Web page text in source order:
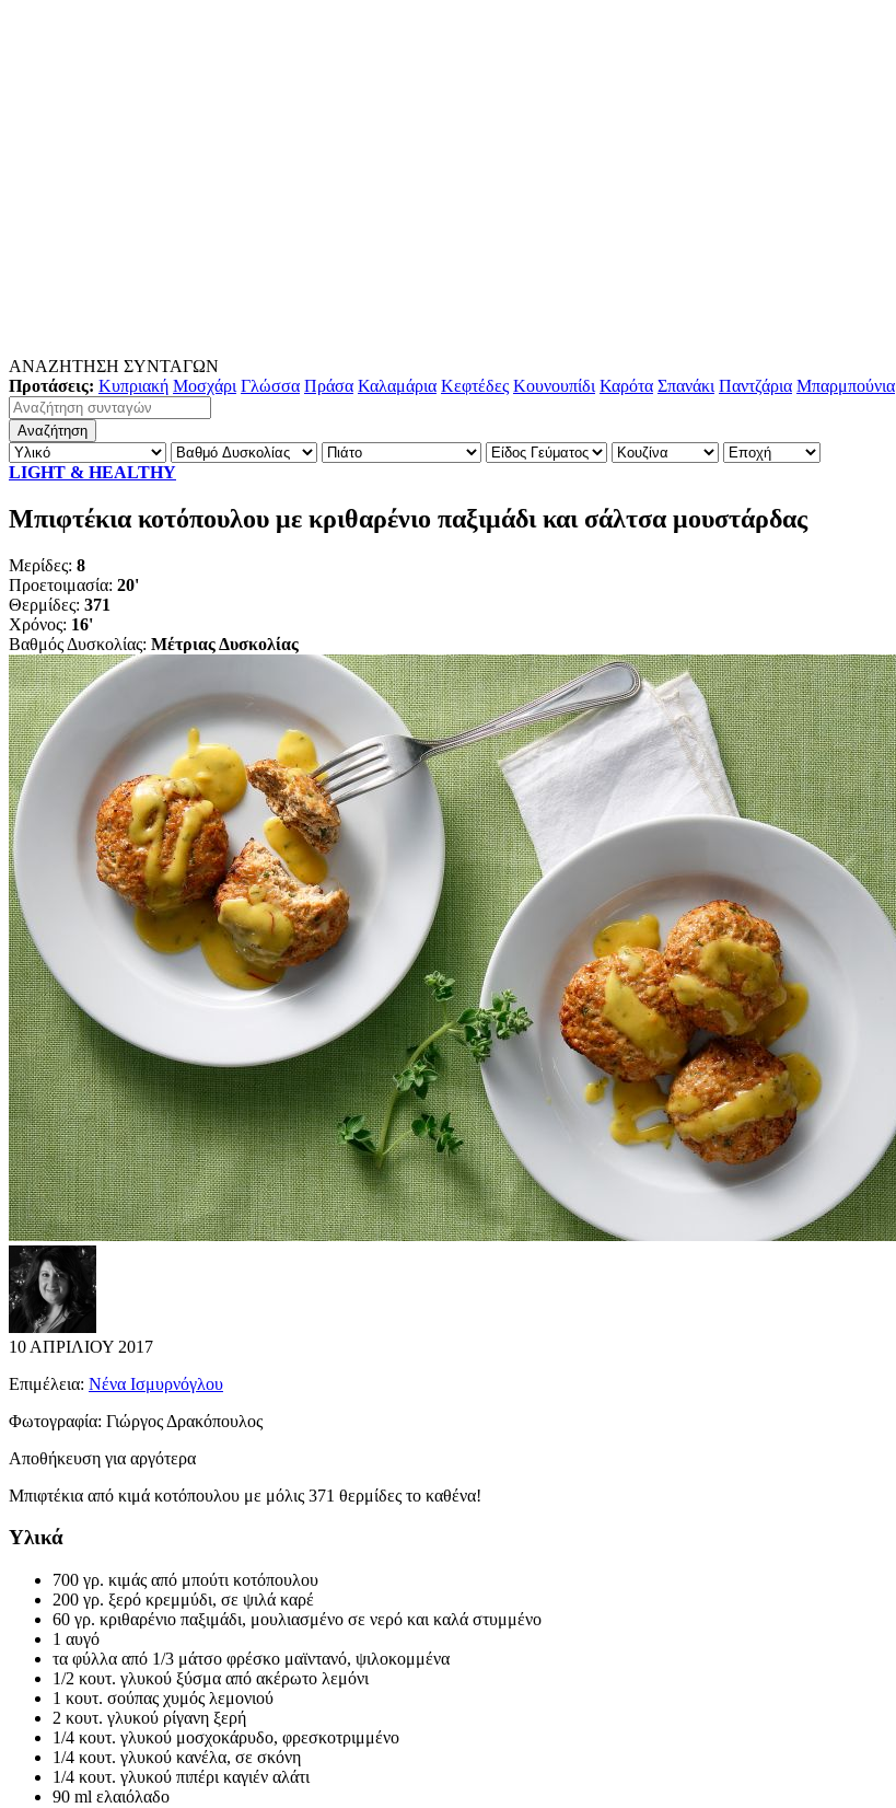
ΑΝΑΖΗΤΗΣΗ ΣΥΝΤΑΓΩΝ
Προτάσεις: Κυπριακή Μοσχάρι Γλώσσα Πράσα Καλαμάρια Κεφτέδες Κουνουπίδι Καρότα Σπανάκι Παντζάρια Μπαρμπούνια
LIGHT & HEALTHY
Μπιφτέκια κοτόπουλου με κριθαρένιο παξιμάδι και σάλτσα μουστάρδας
Μερίδες: 8
Προετοιμασία: 20'
Θερμίδες: 371
Χρόνος: 16'
Βαθμός Δυσκολίας: Μέτριας Δυσκολίας
10 ΑΠΡΙΛΙΟΥ 2017
Επιμέλεια: Νένα Ισμυρνόγλου
Φωτογραφία: Γιώργος Δρακόπουλος
Αποθήκευση για αργότερα
Μπιφτέκια από κιμά κοτόπουλου με μόλις 371 θερμίδες το καθένα!
Υλικά
700 γρ. κιμάς από μπούτι κοτόπουλου
200 γρ. ξερό κρεμμύδι, σε ψιλά καρέ
60 γρ. κριθαρένιο παξιμάδι, μουλιασμένο σε νερό και καλά στυμμένο
1 αυγό
τα φύλλα από 1/3 μάτσο φρέσκο μαϊντανό, ψιλοκομμένα
1/2 κουτ. γλυκού ξύσμα από ακέρωτο λεμόνι
1 κουτ. σούπας χυμός λεμονιού
2 κουτ. γλυκού ρίγανη ξερή
1/4 κουτ. γλυκού μοσχοκάρυδο, φρεσκοτριμμένο
1/4 κουτ. γλυκού κανέλα, σε σκόνη
1/4 κουτ. γλυκού πιπέρι καγιέν αλάτι
90 ml ελαιόλαδο